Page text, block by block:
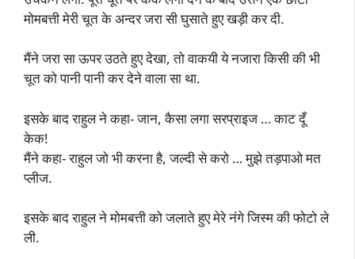
मोमबत्ती मेरी चूत के अन्दर जरा सी घुसाते हुए खड़ी कर दी.
मैंने जरा सा ऊपर उठते हुए देखा, तो वाकयी ये नजारा किसी की भी
चूत को पानी पानी कर देने वाला सा था.
इसके बाद राहुल ने कहा- जान, कैसा लगा सरप्राइज … काट दूँ
केक!
मैंने कहा- राहुल जो भी करना है, जल्दी से करो … मुझे तड़पाओ मत
प्लीज.
इसके बाद राहुल ने मोमबत्ती को जलाते हुए मेरे नंगे जिस्म की फोटो ले
ली.